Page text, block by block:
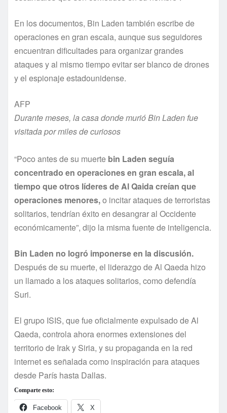
En los documentos, Bin Laden también escribe de
operaciones en gran escala, aunque sus seguidores
encuentran dificultades para organizar grandes
ataques y al mismo tiempo evitar ser blanco de drones
y el espionaje estadounidense.
AFP
Durante meses, la casa donde murió Bin Laden fue
visitada por miles de curiosos
“Poco antes de su muerte bin Laden seguí­a
concentrado en operaciones en gran escala, al
tiempo que otros lí­deres de Al Qaida creí­an que
operaciones menores,o incitar ataques de terroristas
solitarios, tendrí­an éxito en desangrar al Occidente
económicamente”, dijo la misma fuente de inteligencia.
Bin Laden no logró imponerse en la discusión.
Después de su muerte, el liderazgo de Al Qaeda hizo
un llamado a los ataques solitarios, como defendí­a
Suri.
El grupo ISIS, que fue oficialmente expulsado de Al
Qaeda, controla ahora enormes extensiones del
territorio de Irak y Siria, y su propaganda en la red
internet es señalada como inspiración para ataques
desde Parí­s hasta Dallas.
Comparte esto:
Facebook X